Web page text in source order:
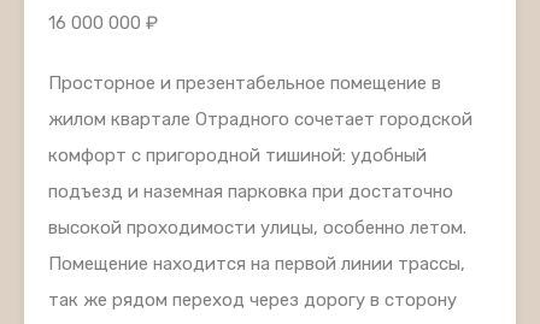
16 000 000 ₽
Просторное и презентабельное помещение в
жилом квартале Отрадного сочетает городской
комфорт с пригородной тишиной: удобный
подъезд и наземная парковка при достаточно
высокой проходимости улицы, особенно летом.
Помещение находится на первой линии трассы,
так же рядом переход через дорогу в сторону